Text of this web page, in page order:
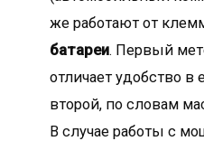
же работают от
батареи. Первый
отличает удобство в
второй, по словам
В случае работы с